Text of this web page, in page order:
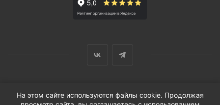
© ООО «Вендорс», 1999-2026 г.
На этом сайте используются файлы cookie. Продолжая